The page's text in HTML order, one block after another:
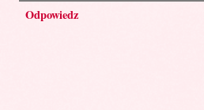
Odpowiedz